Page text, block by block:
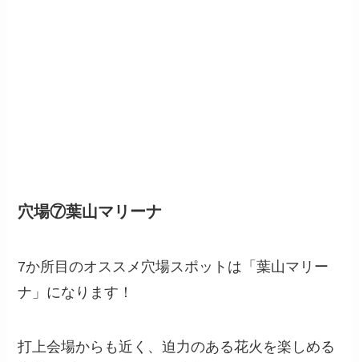
穴場⑦葉山マリーナ
7か所目のオススメ穴場スポットは「葉山マリー
ナ」になります！
打上会場からも近く、迫力のある花火を楽しめる